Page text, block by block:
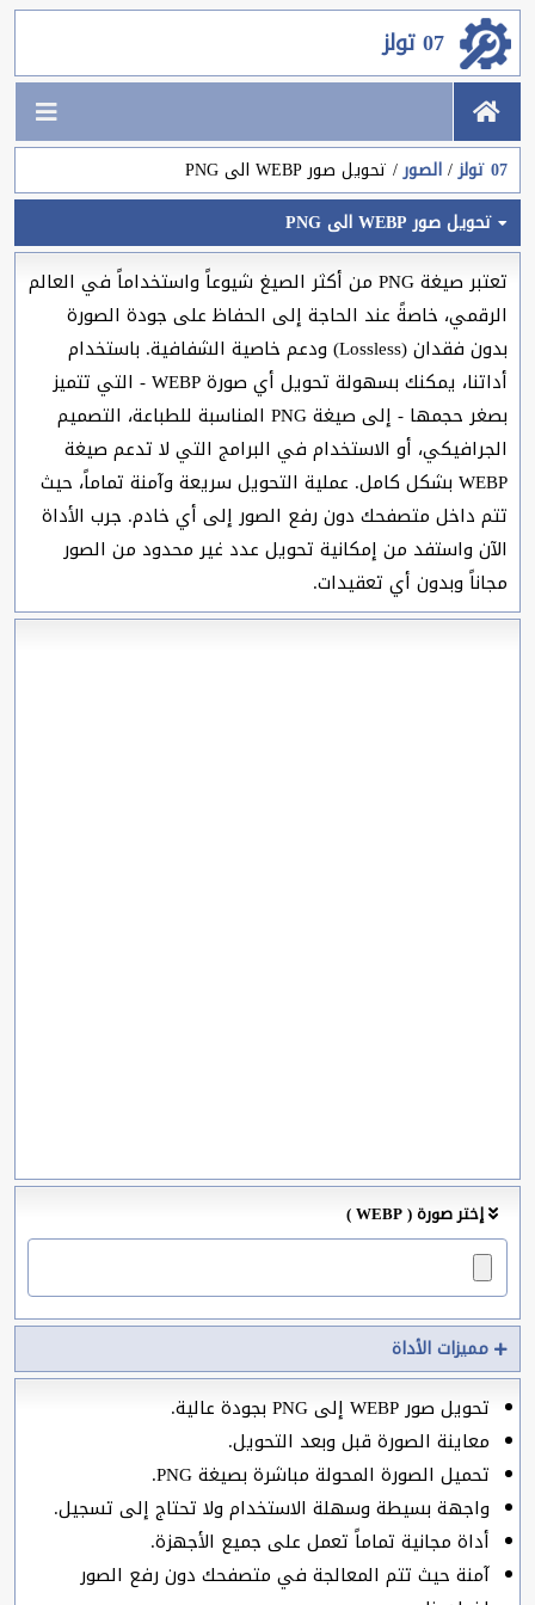
07 تولز
07 تولز الصور تحويل صور WEBP الى PNG
تحويل صور WEBP الى PNG
تعتبر صيغة PNG من أكثر الصيغ شيوعاً واستخداماً في العالم
الرقمي، خاصةً عند الحاجة إلى الحفاظ على جودة الصورة
بدون فقدان (Lossless) ودعم خاصية الشفافية. باستخدام
أداتنا، يمكنك بسهولة تحويل أي صورة WEBP - التي تتميز
بصغر حجمها - إلى صيغة PNG المناسبة للطباعة، التصميم
الجرافيكي، أو الاستخدام في البرامج التي لا تدعم صيغة
WEBP بشكل كامل. عملية التحويل سريعة وآمنة تماماً، حيث
تتم داخل متصفحك دون رفع الصور إلى أي خادم. جرب الأداة
الآن واستفد من إمكانية تحويل عدد غير محدود من الصور
مجاناً وبدون أي تعقيدات.
إختر صورة ( WEBP )
مميزات الأداة
تحويل صور WEBP إلى PNG بجودة عالية.
معاينة الصورة قبل وبعد التحويل.
تحميل الصورة المحولة مباشرة بصيغة PNG.
واجهة بسيطة وسهلة الاستخدام ولا تحتاج إلى تسجيل.
أداة مجانية تماماً تعمل على جميع الأجهزة.
آمنة حيث تتم المعالجة في متصفحك دون رفع الصور